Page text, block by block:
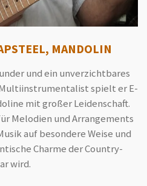
MANDOLIN
und ein unverzichtbares
spielt er E-
mit großer Leidenschaft.
Melodien und Arrangements
auf besondere Weise und
Charme der Country-
wird.